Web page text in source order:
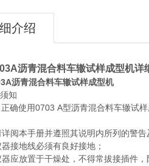
介绍
沥青混合料车辙试样成型机详
沥青混合料车辙试样成型机
知
正确使用0703 A型沥青混合料车辙试
详阅本手册并遵照其说明内所列的警告
器接地线必须有良好接地；
器应放置于干燥处，不得常拔接插件，